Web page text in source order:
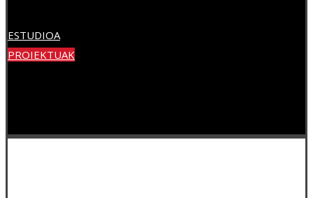
ESTUDIOA
PROIEKTUAK